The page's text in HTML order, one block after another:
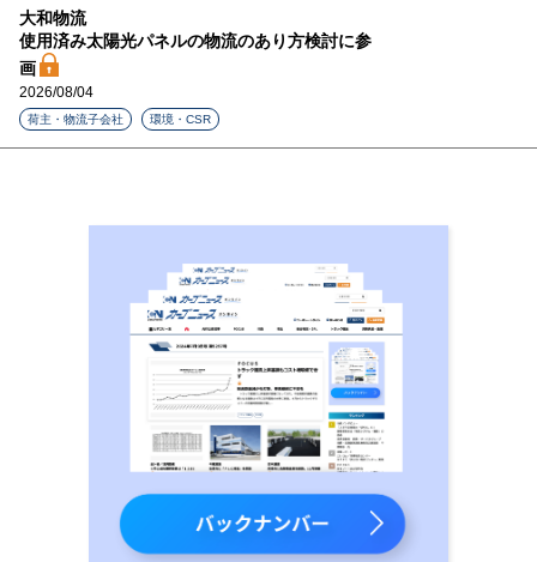
大和物流
使用済み太陽光パネルの物流のあり方検討に参
画
2026/08/04
荷主・物流子会社 環境・CSR